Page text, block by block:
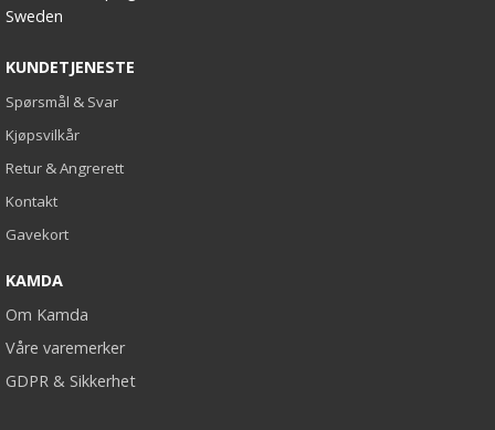
Sweden
KUNDETJENESTE
Spørsmål & Svar
Kjøpsvilkår
Retur & Angrerett
Kontakt
Gavekort
KAMDA
Om Kamda
Våre varemerker
GDPR & Sikkerhet